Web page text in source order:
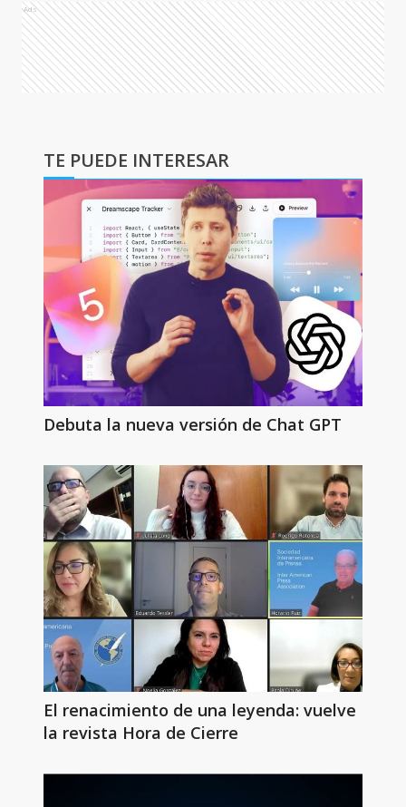
Ads
TE PUEDE INTERESAR
Debuta la nueva versión de Chat GPT
El renacimiento de una leyenda: vuelve
la revista Hora de Cierre